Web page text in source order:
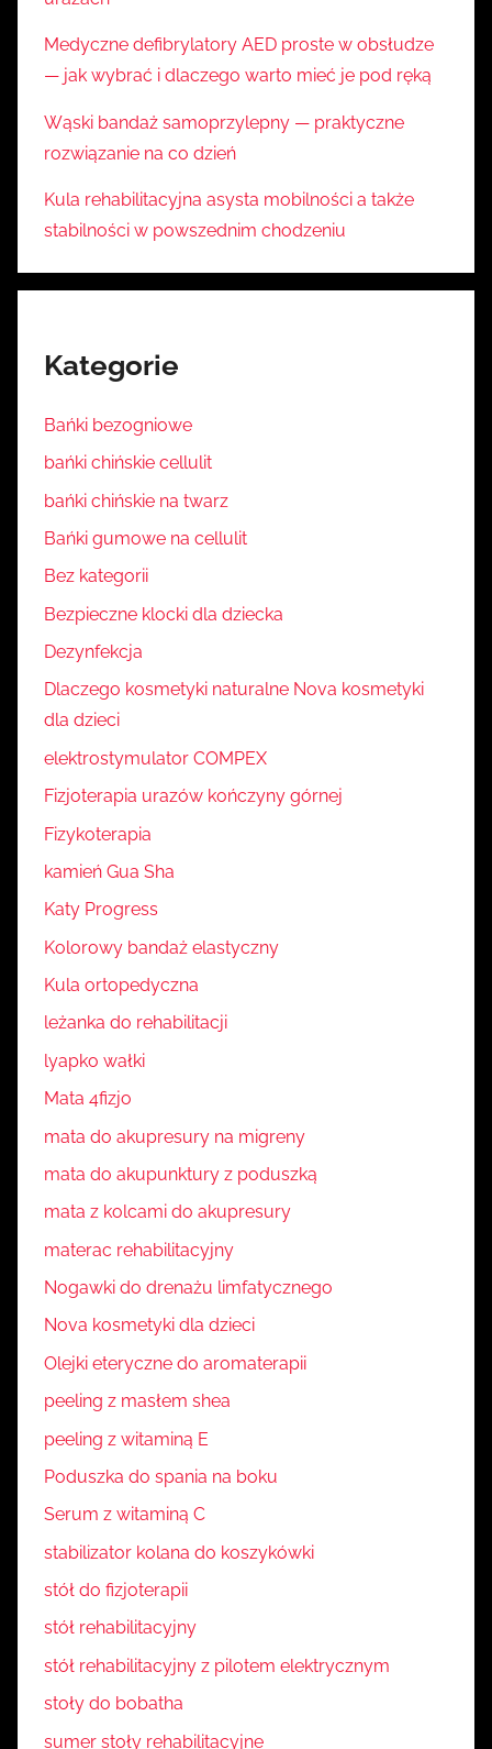
Medyczne defibrylatory AED proste w obsłudze
— jak wybrać i dlaczego warto mieć je pod ręką
Wąski bandaż samoprzylepny — praktyczne
rozwiązanie na co dzień
Kula rehabilitacyjna asysta mobilności a także
stabilności w powszednim chodzeniu
Kategorie
Bańki bezogniowe
bańki chińskie cellulit
bańki chińskie na twarz
Bańki gumowe na cellulit
Bez kategorii
Bezpieczne klocki dla dziecka
Dezynfekcja
Dlaczego kosmetyki naturalne Nova kosmetyki
dla dzieci
elektrostymulator COMPEX
Fizjoterapia urazów kończyny górnej
Fizykoterapia
kamień Gua Sha
Katy Progress
Kolorowy bandaż elastyczny
Kula ortopedyczna
leżanka do rehabilitacji
lyapko wałki
Mata 4fizjo
mata do akupresury na migreny
mata do akupunktury z poduszką
mata z kolcami do akupresury
materac rehabilitacyjny
Nogawki do drenażu limfatycznego
Nova kosmetyki dla dzieci
Olejki eteryczne do aromaterapii
peeling z masłem shea
peeling z witaminą E
Poduszka do spania na boku
Serum z witaminą C
stabilizator kolana do koszykówki
stół do fizjoterapii
stół rehabilitacyjny
stół rehabilitacyjny z pilotem elektrycznym
stoły do bobatha
sumer stoły rehabilitacyjne